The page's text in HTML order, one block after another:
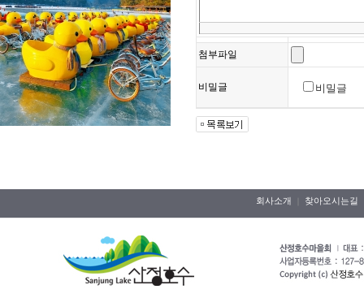
첨부파일
비밀글 비밀글
회사소개 찾아오시는길